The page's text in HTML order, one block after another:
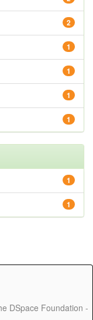
2
1
1
1
1
1
1
DSpace Foundation -